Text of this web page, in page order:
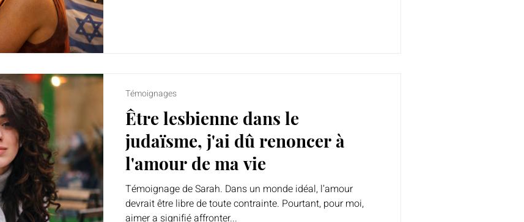
Être lesbienne dans le
judaïsme, j'ai dû renoncer à
l'amour de ma vie
Témoignage de Sarah. Dans un monde idéal, l’amour
devrait être libre de toute contrainte. Pourtant, pour moi,
aimer a signifié affronter...
Témoignages